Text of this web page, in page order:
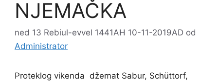
NJEMAČKA
ned 13 Rebiul-evvel 1441AH 10-11-2019AD od
Administrator
Proteklog vikenda džemat Sabur, Schüttorf,